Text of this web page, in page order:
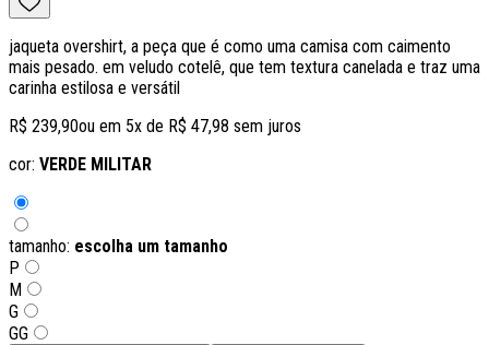
jaqueta overshirt, a peça que é como uma camisa com caimento
mais pesado. em veludo cotelê, que tem textura canelada e traz uma
carinha estilosa e versátil
R$ 239,90ou em 5x de R$ 47,98 sem juros
cor: VERDE MILITAR
tamanho: escolha um tamanho
P
M
G
GG